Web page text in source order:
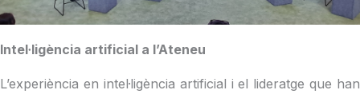
Intel·ligència artificial a l’Ateneu
L’experiència en intel·ligència artificial i el lideratge que han